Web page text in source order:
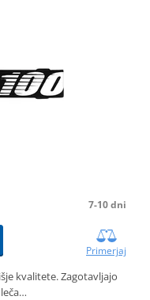
7-10 dni
Primerjaj
kvalitete. Zagotavljajo